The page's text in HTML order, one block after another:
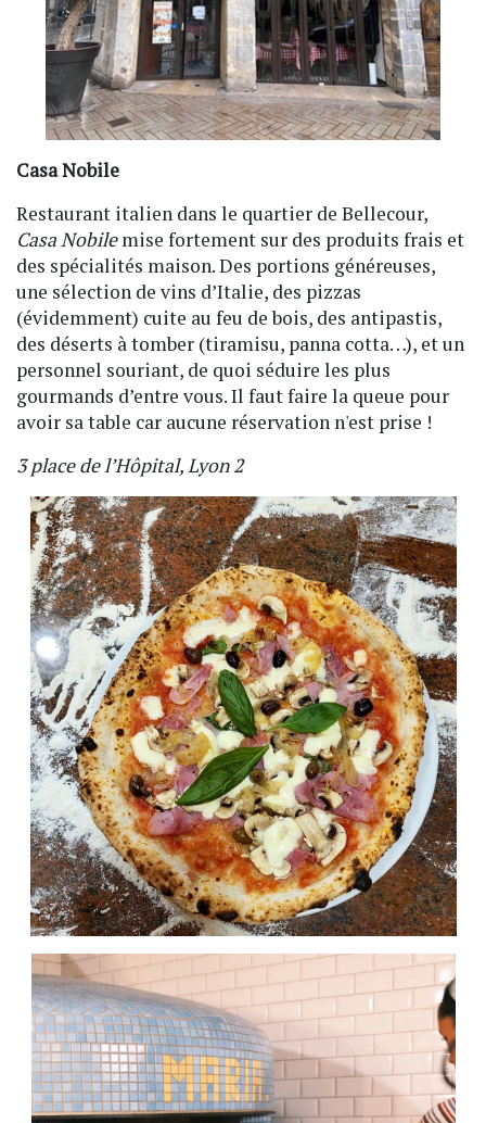
Casa Nobile
Restaurant italien dans le quartier de Bellecour,
Casa Nobilemise fortement sur des produits frais et
des spécialités maison. Des portions généreuses,
une sélection de vins d’Italie, des pizzas
(évidemment) cuite au feu de bois, des antipastis,
des déserts à tomber (tiramisu, panna cotta…), et un
personnel souriant, de quoi séduire les plus
gourmands d’entre vous. Il faut faire la queue pour
avoir sa table car aucune réservation n'est prise !
3 place de l’Hôpital, Lyon 2